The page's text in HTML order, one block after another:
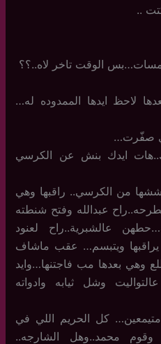
..
الوقت تاخر لاه..؟؟
لاحظ ايدها الممدوده له…
صفّرت…
ايدك بنش عن الكرسي
من الكرسي.. راقبها وهي
عبدالله وفتح شنطته
عالشبرية..راح لعنود
ويتبسم… عقب ماشاف
وهي بعدها مب فاجتنها…وايد
وشل ثيابه وادواته
كل الحريم اللي في
محمد..وهل الشارجه..